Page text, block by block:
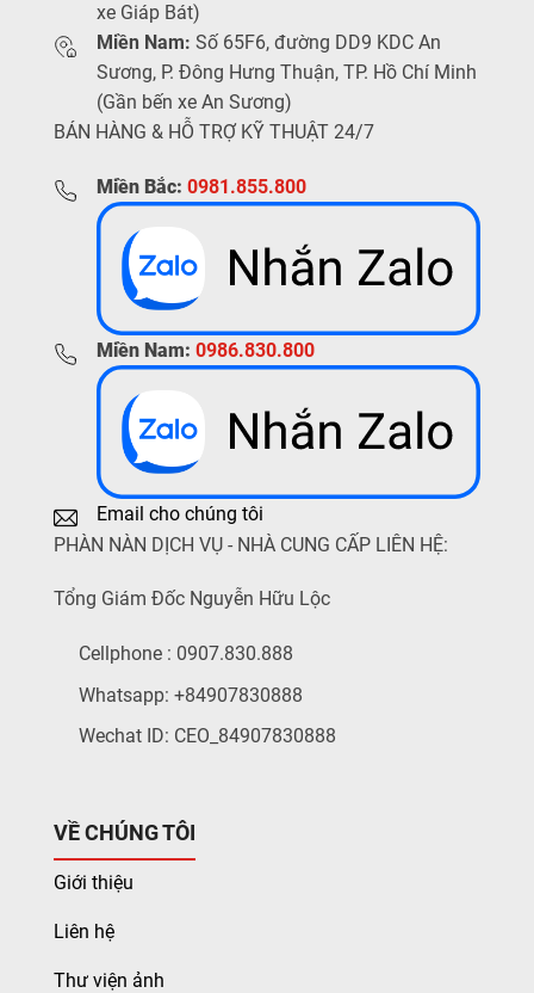
xe Giáp Bát)
Miền Nam: Số 65F6, đường DD9 KDC An
Sương, P. Đông Hưng Thuận, TP. Hồ Chí Minh
(Gần bến xe An Sương)
BÁN HÀNG & HỖ TRỢ KỸ THUẬT 24/7
Miền Bắc: 0981.855.800
Miền Nam: 0986.830.800
Email cho chúng tôi
PHÀN NÀN DỊCH VỤ - NHÀ CUNG CẤP LIÊN HỆ:
Tổng Giám Đốc Nguyễn Hữu Lộc
Cellphone : 0907.830.888
Whatsapp: +84907830888
Wechat ID: CEO_84907830888
VỀ CHÚNG TÔI
Giới thiệu
Liên hệ
Thư viện ảnh